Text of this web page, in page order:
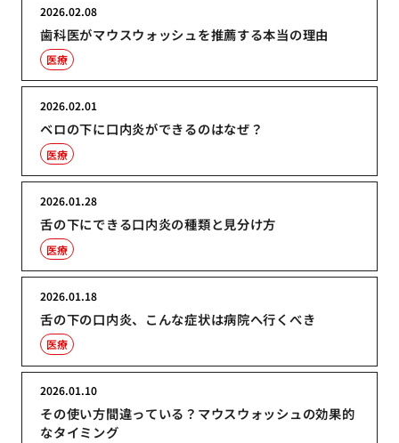
歯科医がマウスウォッシュを推薦する本当の理由
2026.02.08
医療
ベロの下に口内炎ができるのはなぜ？
2026.02.01
医療
舌の下にできる口内炎の種類と見分け方
2026.01.28
医療
舌の下の口内炎、こんな症状は病院へ行くべき
2026.01.18
医療
その使い方間違っている？マウスウォッシュの効果的
なタイミング
2026.01.10